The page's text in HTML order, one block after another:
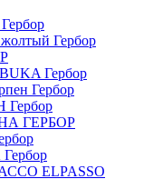
Гербор
Гербор
Гербор
Гербор
ГЕРБОР
ELPASSO